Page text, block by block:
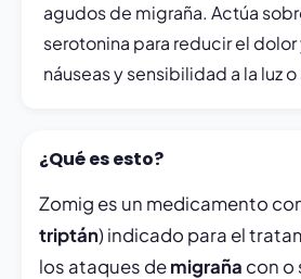
agudos de migraña. Actúa
serotonina para reducir el
náuseas y sensibilidad a la luz o
¿Qué es esto?
Zomig es un medicamento
triptán) indicado para el
los ataques demigraña con o